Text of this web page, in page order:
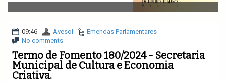
v
i
a
o
n
09:46 Avesol
Emendas Parlamentares
No comments
Termo de Fomento 180/2024 - Secretaria
Municipal de Cultura e Economia
Criativa.